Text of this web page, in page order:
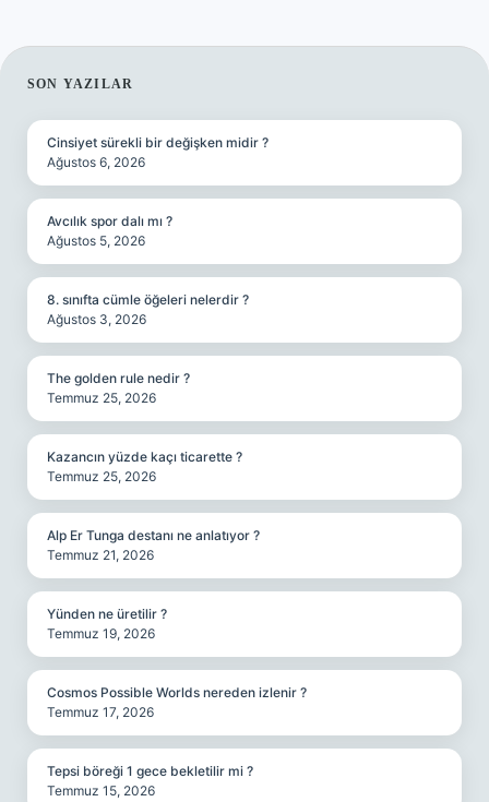
SIDEBAR
SON YAZILAR
Cinsiyet sürekli bir değişken midir ?
Ağustos 6, 2026
Avcılık spor dalı mı ?
Ağustos 5, 2026
8. sınıfta cümle öğeleri nelerdir ?
Ağustos 3, 2026
The golden rule nedir ?
Temmuz 25, 2026
Kazancın yüzde kaçı ticarette ?
Temmuz 25, 2026
Alp Er Tunga destanı ne anlatıyor ?
Temmuz 21, 2026
Yünden ne üretilir ?
Temmuz 19, 2026
Cosmos Possible Worlds nereden izlenir ?
Temmuz 17, 2026
Tepsi böreği 1 gece bekletilir mi ?
Temmuz 15, 2026